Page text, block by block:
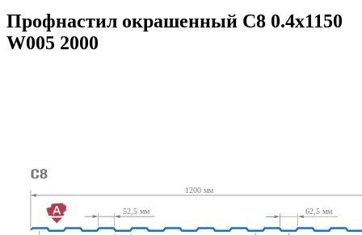
Профнастил окрашенный С8 0.4x1150
W005 2000